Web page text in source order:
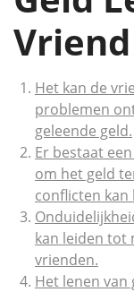
Het kan de
problemen
geleende geld.
Er bestaat
om het geld
conflicten kan
kan leiden tot
vrienden.
Het lenen van